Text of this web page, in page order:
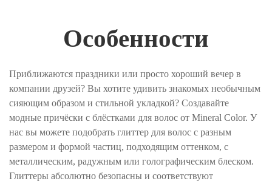
Особенности
Приближаются праздники или просто хороший вечер в
компании друзей? Вы хотите удивить знакомых необычным
сияющим образом и стильной укладкой? Создавайте
модные причёски с блёстками для волос от Mineral Color. У
нас вы можете подобрать глиттер для волос с разным
размером и формой частиц, подходящим оттенком, с
металлическим, радужным или голографическим блеском.
Глиттеры абсолютно безопасны и соответствуют